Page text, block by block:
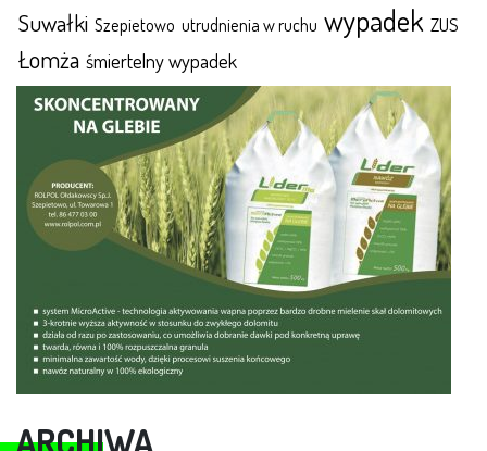
Suwałki Szepietowo utrudnienia w ruchu wypadek ZUS
Łomża śmiertelny wypadek
ARCHIWA